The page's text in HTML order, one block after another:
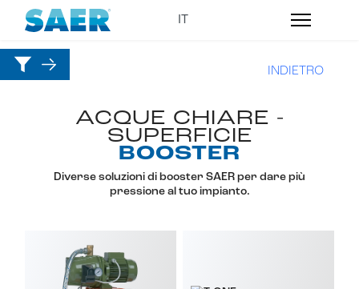
INDIETRO
ACQUE CHIARE -
SUPERFICIE
BOOSTER
Diverse soluzioni di booster SAER per dare più
pressione al tuo impianto.